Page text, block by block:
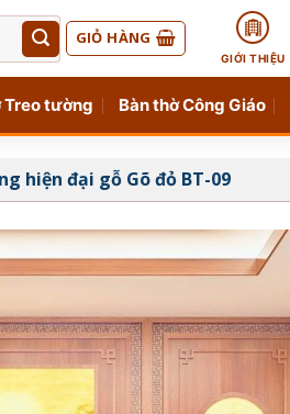
GIỎ HÀNG
GIỚI THIỆU
Treo tường Bàn thờ Công Giáo
hiện đại gỗ Gõ đỏ BT-09